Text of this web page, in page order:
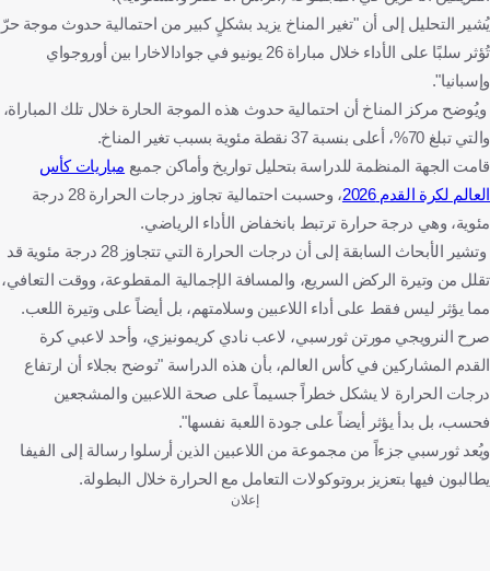
يُشير التحليل إلى أن "تغير المناخ يزيد بشكلٍ كبير من احتمالية حدوث موجة حرّ
تُؤثر سلبًا على الأداء خلال مباراة 26 يونيو في جوادالاخارا بين أوروجواي
وإسبانيا".
ويُوضح مركز المناخ أن احتمالية حدوث هذه الموجة الحارة خلال تلك المباراة،
والتي تبلغ 70%، أعلى بنسبة 37 نقطة مئوية بسبب تغير المناخ.
قامت الجهة المنظمة للدراسة بتحليل تواريخ وأماكن جميع مباريات كأس
العالم لكرة القدم 2026
، وحسبت احتمالية تجاوز درجات الحرارة 28 درجة
مئوية، وهي درجة حرارة ترتبط بانخفاض الأداء الرياضي.
وتشير الأبحاث السابقة إلى أن درجات الحرارة التي تتجاوز 28 درجة مئوية قد
تقلل من وتيرة الركض السريع، والمسافة الإجمالية المقطوعة، ووقت التعافي،
مما يؤثر ليس فقط على أداء اللاعبين وسلامتهم، بل أيضاً على وتيرة اللعب.
صرح النرويجي مورتن ثورسبي، لاعب نادي كريمونيزي، وأحد لاعبي كرة
القدم المشاركين في كأس العالم، بأن هذه الدراسة "توضح بجلاء أن ارتفاع
درجات الحرارة لا يشكل خطراً جسيماً على صحة اللاعبين والمشجعين
فحسب، بل بدأ يؤثر أيضاً على جودة اللعبة نفسها".
ويُعد ثورسبي جزءاً من مجموعة من اللاعبين الذين أرسلوا رسالة إلى الفيفا
يطالبون فيها بتعزيز بروتوكولات التعامل مع الحرارة خلال البطولة.
إعلان